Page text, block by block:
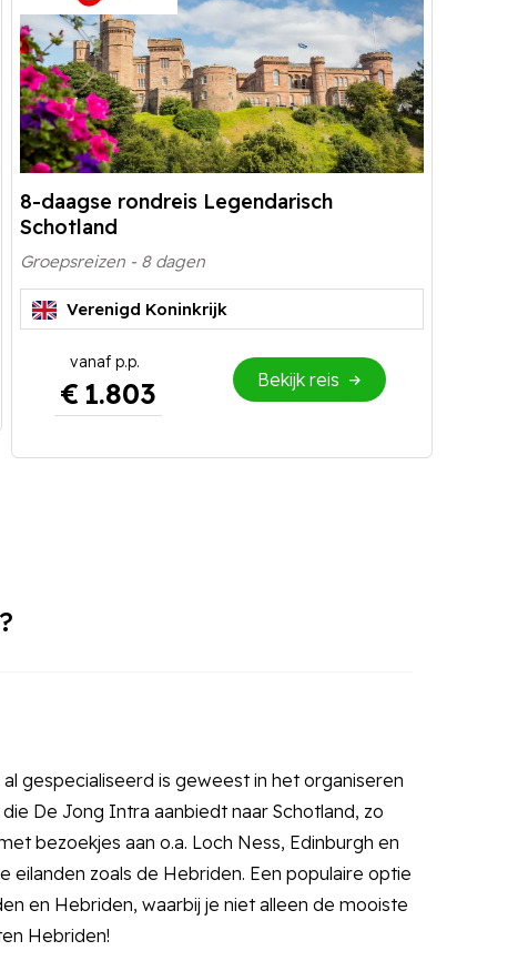
8-daagse rondreis Legendarisch
Schotland
Groepsreizen - 8 dagen
Verenigd Koninkrijk
€ 1.803 Bekijk reis
gespecialiseerd is geweest in het organiseren
De Jong Intra aanbiedt naar Schotland, zo
bezoekjes aan o.a. Loch Ness, Edinburgh en
eilanden zoals de Hebriden. Een populaire optie
en Hebriden, waarbij je niet alleen de mooiste
Hebriden!